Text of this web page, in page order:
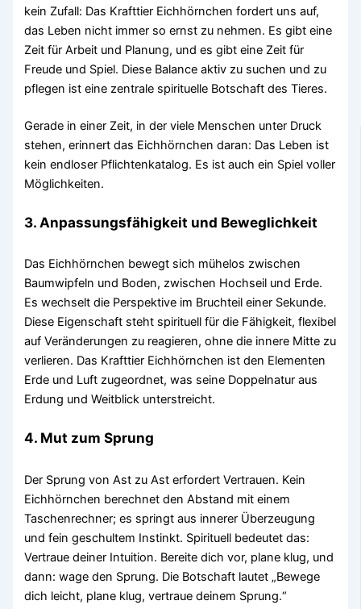
kein Zufall: Das Krafttier Eichhörnchen fordert uns auf,
das Leben nicht immer so ernst zu nehmen. Es gibt eine
Zeit für Arbeit und Planung, und es gibt eine Zeit für
Freude und Spiel. Diese Balance aktiv zu suchen und zu
pflegen ist eine zentrale spirituelle Botschaft des Tieres.
Gerade in einer Zeit, in der viele Menschen unter Druck
stehen, erinnert das Eichhörnchen daran: Das Leben ist
kein endloser Pflichtenkatalog. Es ist auch ein Spiel voller
Möglichkeiten.
3. Anpassungsfähigkeit und Beweglichkeit
Das Eichhörnchen bewegt sich mühelos zwischen
Baumwipfeln und Boden, zwischen Hochseil und Erde.
Es wechselt die Perspektive im Bruchteil einer Sekunde.
Diese Eigenschaft steht spirituell für die Fähigkeit, flexibel
auf Veränderungen zu reagieren, ohne die innere Mitte zu
verlieren. Das Krafttier Eichhörnchen ist den Elementen
Erde und Luft zugeordnet, was seine Doppelnatur aus
Erdung und Weitblick unterstreicht.
4. Mut zum Sprung
Der Sprung von Ast zu Ast erfordert Vertrauen. Kein
Eichhörnchen berechnet den Abstand mit einem
Taschenrechner; es springt aus innerer Überzeugung
und fein geschultem Instinkt. Spirituell bedeutet das:
Vertraue deiner Intuition. Bereite dich vor, plane klug, und
dann: wage den Sprung. Die Botschaft lautet „Bewege
dich leicht, plane klug, vertraue deinem Sprung.“